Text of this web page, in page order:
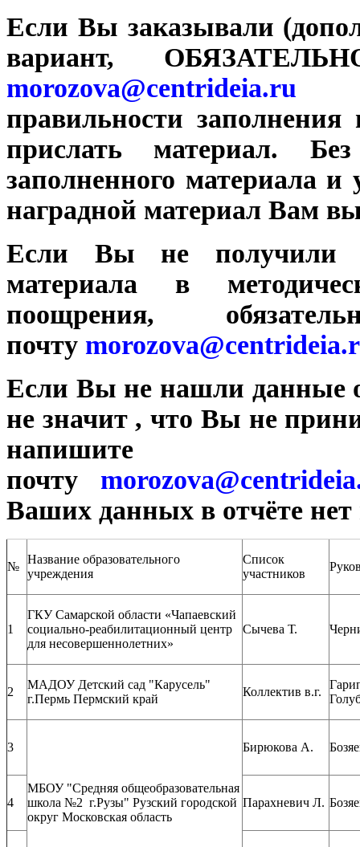
Если Вы заказывали
вариант,
morozova@centrideia.ru
правильности
прислать материал.
заполненного материала и
наградной материал Вам
Если Вы не получили
материала в
поощрения,
почту
Если Вы не нашли данные
не значит , что Вы не
напишите
почту
Ваших данных в отчёте
№
Название образовательного
учреждения
Список
участников
1
ГКУ Самарской области «Чапаевский
социально-реабилитационный центр
для несовершеннолетних»
Сычева Т.
2
МАДОУ Детский сад "Карусель"
г.Пермь Пермский край
Коллектив в.г.
3
МБОУ "Средняя общеобразовательная
школа №2 г.Рузы" Рузский городской
округ Московская область
Бирюкова А.
4 Парахневич Л.